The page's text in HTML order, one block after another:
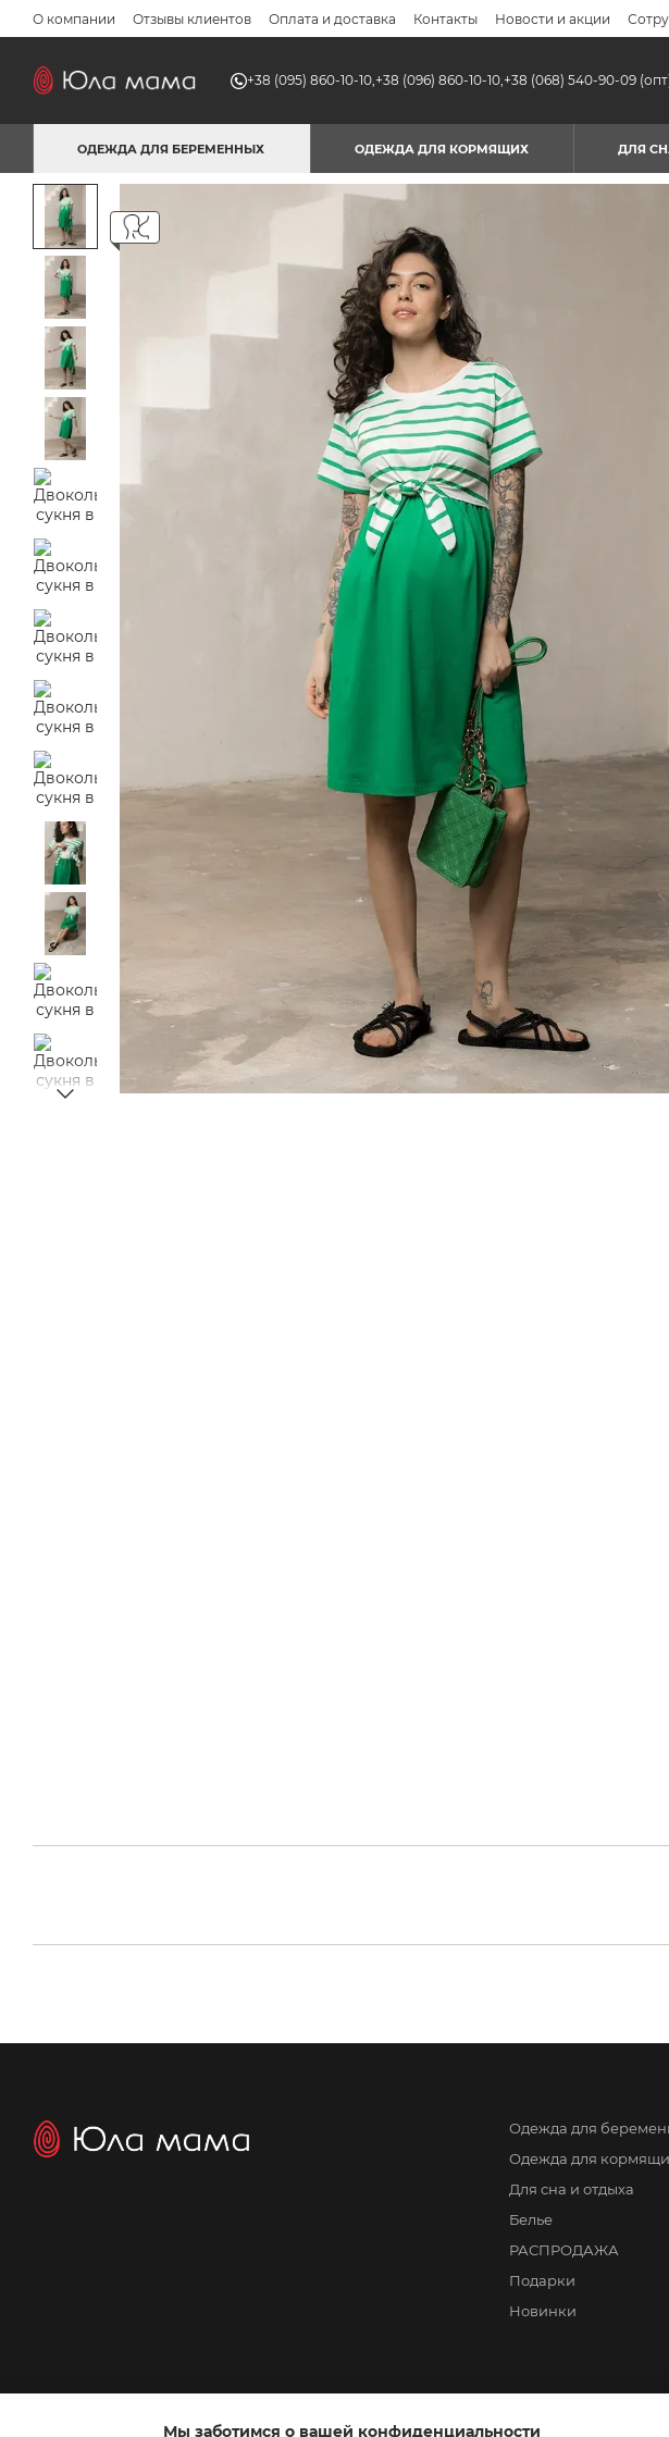
Перейти к основному контенту
О компании Отзывы клиентов Оплата и доставка Контакты Новости и акции
+38 (095) 860-10-10,+38 (096) 860-10-10,+38 (068) 540-90-09
ОДЕЖДА ДЛЯ БЕРЕМЕННЫХ ОДЕЖДА ДЛЯ КОРМЯЩИХ ДЛЯ
Интернет-магазин создан с Хорошоп
Одежда для
Одежда для
Для сна и отдыха
Белье
РАСПРОДАЖА
Подарки
Новинки
Мы заботимся о вашей конфиденциальности